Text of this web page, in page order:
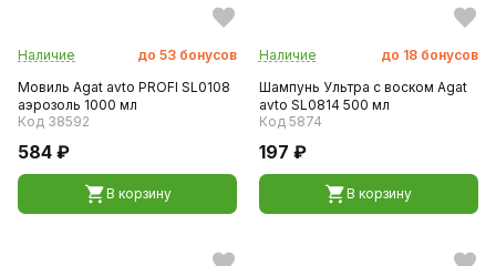
Наличие до 53 бонусов
Мовиль Agat avto PROFI SL0108
аэрозоль 1000 мл
Код 38592
584 ₽
В корзину
Наличие до 18 бонусов
Шампунь Ультра с воском Agat
avto SL0814 500 мл
Код 5874
197 ₽
В корзину